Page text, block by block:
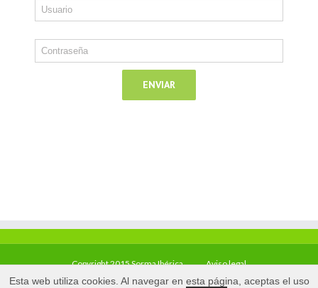
Copyright 2015 Sorma Ibérica Aviso legal
Esta web utiliza cookies. Al navegar en esta página, aceptas el uso